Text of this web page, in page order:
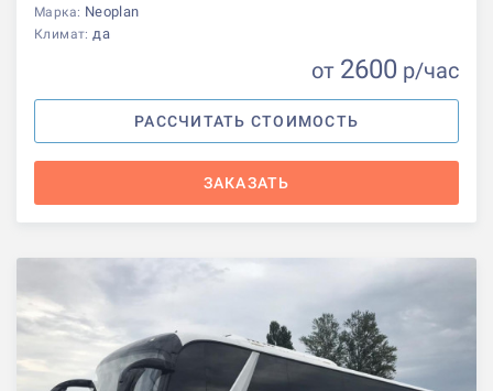
Марка: Neoplan
Климат:да
от 2600 р/час
РАССЧИТАТЬ СТОИМОСТЬ
ЗАКАЗАТЬ